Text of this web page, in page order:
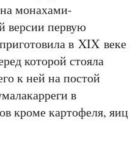
монахами-
версии первую
в XIX веке
которой стояла
к ней на постой
в
кроме картофеля, яиц